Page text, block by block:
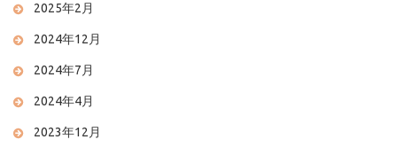
2025年2月
2024年12月
2024年7月
2024年4月
2023年12月